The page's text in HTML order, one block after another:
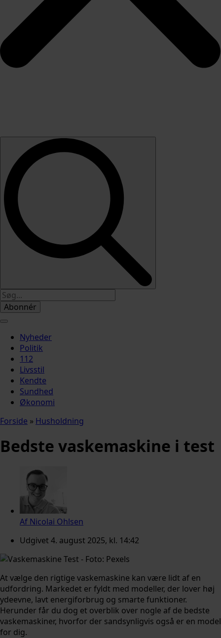
Abonnér
Nyheder
Politik
112
Livsstil
Kendte
Sundhed
Økonomi
Forside » Husholdning
Bedste vaskemaskine i test
Af Nicolai Ohlsen
Udgivet 4. august 2025, kl. 14:42
At vælge den rigtige vaskemaskine kan være lidt af en
udfordring. Markedet er fyldt med modeller, der lover høj
ydeevne, lavt energiforbrug og smarte funktioner.
Herunder får du dog et overblik over nogle af de bedste
vaskemaskiner, hvorfor der sandsynligvis også er en model
for dig.